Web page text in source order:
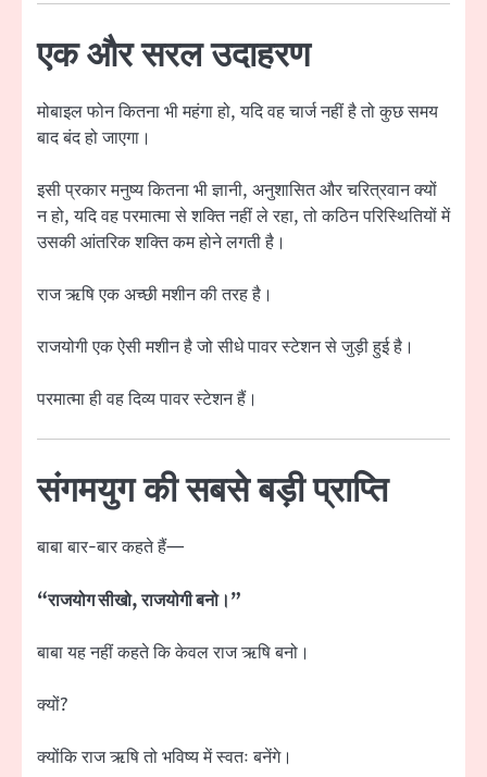
एक और सरल उदाहरण
मोबाइल फोन कितना भी महंगा हो, यदि वह चार्ज नहीं है तो कुछ समय
बाद बंद हो जाएगा।
इसी प्रकार मनुष्य कितना भी ज्ञानी, अनुशासित और चरित्रवान क्यों
न हो, यदि वह परमात्मा से शक्ति नहीं ले रहा, तो कठिन परिस्थितियों में
उसकी आंतरिक शक्ति कम होने लगती है।
राज ऋषि एक अच्छी मशीन की तरह है।
राजयोगी एक ऐसी मशीन है जो सीधे पावर स्टेशन से जुड़ी हुई है।
परमात्मा ही वह दिव्य पावर स्टेशन हैं।
संगमयुग की सबसे बड़ी प्राप्ति
बाबा बार-बार कहते हैं—
“राजयोग सीखो, राजयोगी बनो।”
बाबा यह नहीं कहते कि केवल राज ऋषि बनो।
क्यों?
क्योंकि राज ऋषि तो भविष्य में स्वतः बनेंगे।